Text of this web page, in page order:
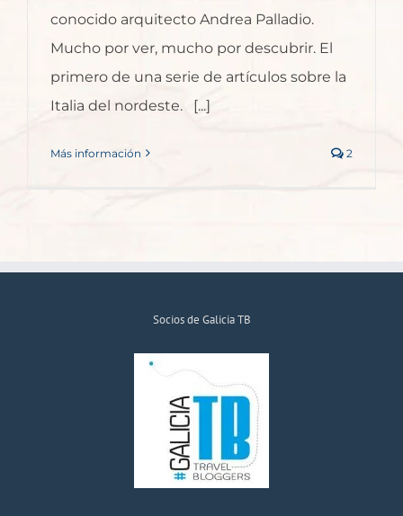
conocido arquitecto Andrea Palladio.
Mucho por ver, mucho por descubrir. El
primero de una serie de artículos sobre la
Italia del nordeste. [...]
Más información 2
Socios de Galicia TB